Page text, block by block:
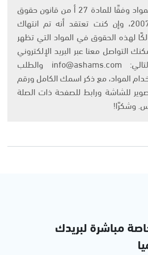
يتم الاستخدام المواد وفقًا للمادة 27 أ من قانون حقوق
التأليف والنشر 2007، وإن كنت تعتقد أنه تم انتهاك
لهذه الحقوق في المواد التي تظهر
التواصل معنا عبر البريد الإلكتروني
على العنوان التالي: info@ashams.com والطلب
المواد، مع ذكر اسمك الكامل ورقم
للشاشة ورابط للصفحة ذات الصلة
وشكرًا!
مباشرة لبريدك